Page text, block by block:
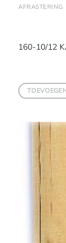
AFRASTERING
160-10/12